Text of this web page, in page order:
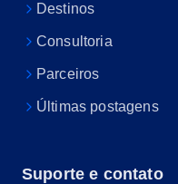
Destinos
Consultoria
Parceiros
Últimas postagens
Suporte e contato